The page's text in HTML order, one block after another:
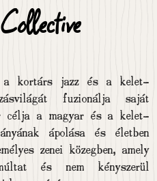
a kortárs jazz és a kelet-
fuzionálja saját
célja a magyar és a kelet-
ápolása és életben
zenei közegben, amely
és nem kényszerül